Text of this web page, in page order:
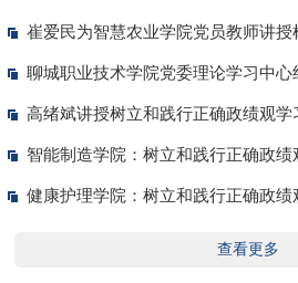
聊城职业技术学院党委理论学习中心
高绪斌讲授树立和践行正确政绩观学
查看更多